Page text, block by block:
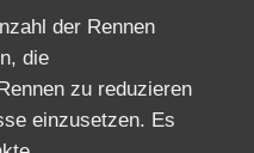
der Rennen
die
zu reduzieren
einzusetzen. Es